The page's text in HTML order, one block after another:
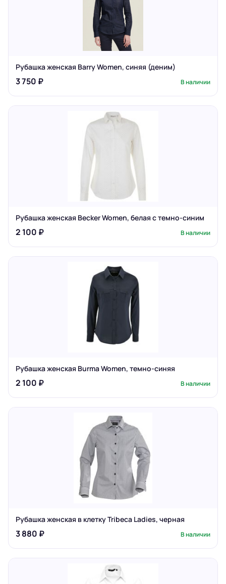
Рубашка женская Barry Women, синяя (деним)
3 750 ₽ В наличии
Рубашка женская Becker Women, белая с темно-синим
2 100 ₽ В наличии
Рубашка женская Burma Women, темно-синяя
2 100 ₽ В наличии
Рубашка женская в клетку Tribeca Ladies, черная
3 880 ₽ В наличии